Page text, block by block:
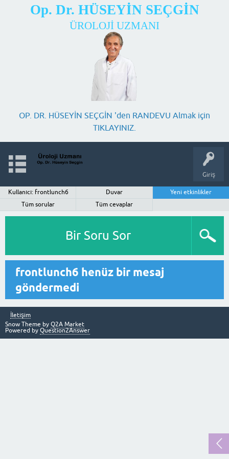
Op. Dr. HÜSEYİN SEÇGİN
ÜROLOJİ UZMANI
OP. DR. HÜSEYİN SEÇGİN 'den RANDEVU Almak için
TIKLAYINIZ.
Giriş
Kullanıcı: frontlunch6 Duvar
Yeni etkinlikler
Tüm sorular
Tüm cevaplar
Bir Soru Sor
frontlunch6 henüz bir mesaj
göndermedi
İletişim
Snow Theme by Q2A Market
Powered by Question2Answer